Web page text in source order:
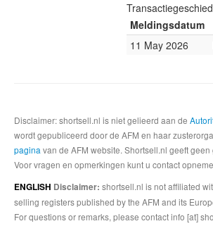
Meldingsdatum
11 May 2026
Disclaimer: shortsell.nl is niet gelieerd aan de
wordt gepubliceerd door de AFM en haar
pagina van de AFM website. Shortsell.nl geeft
Voor vragen en opmerkingen kunt u contact
ENGLISH Disclaimer: shortsell.nl is not affiliated
selling registers published by the AFM and its
For questions or remarks, please contact info [at]